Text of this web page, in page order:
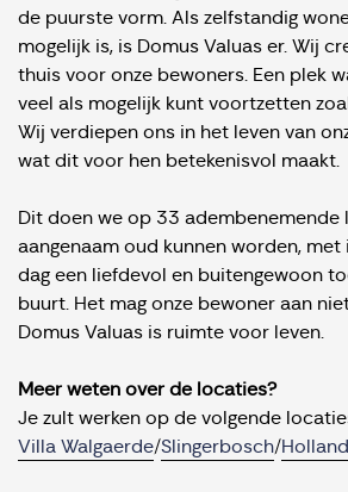
de puurste vorm. Als zelfstandig
mogelijk is, is Domus Valuas er. Wij
thuis voor onze bewoners. Een plek
veel als mogelijk kunt voortzetten
Wij verdiepen ons in het leven van
wat dit voor hen betekenisvol maakt.
Dit doen we op 33 adembenemende
aangenaam oud kunnen worden, met
dag een liefdevol en buitengewoon
buurt. Het mag onze bewoner aan
Domus Valuas is ruimte voor leven.
Meer weten over de locaties?
Je zult werken op de volgende
Villa Walgaerde/Slingerbosch/Holland